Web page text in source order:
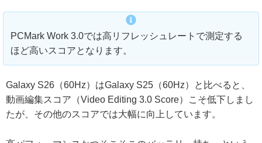
PCMark Work 3.0では高リフレッシュレートで測定する
ほど高いスコアとなります。
Galaxy S26（60Hz）はGalaxy S25（60Hz）と比べると、
動画編集スコア（Video Editing 3.0 Score）こそ低下しまし
たが、その他のスコアでは大幅に向上しています。